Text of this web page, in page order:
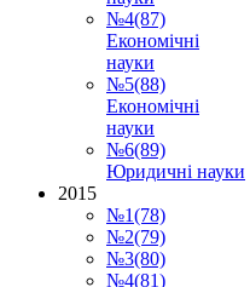
№4(87)
Економічні
науки
№5(88)
Економічні
науки
№6(89)
Юридичні науки
2015
№1(78)
№2(79)
№3(80)
№4(81)